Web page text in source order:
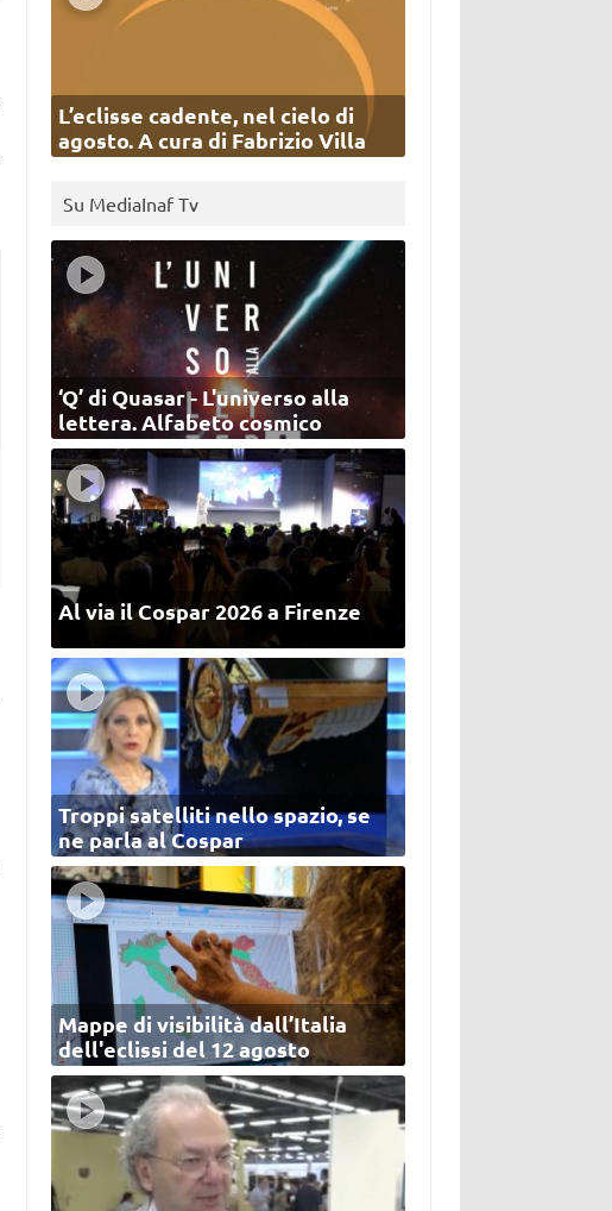
L’eclisse cadente, nel cielo di
agosto. A cura di Fabrizio Villa
Su MediaInaf Tv
‘Q’ di Quasar - L'universo alla
lettera. Alfabeto cosmico
Al via il Cospar 2026 a Firenze
Troppi satelliti nello spazio, se
ne parla al Cospar
Mappe di visibilità dall’Italia
dell'eclissi del 12 agosto